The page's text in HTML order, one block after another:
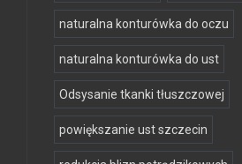
naturalna konturówka do oczu
naturalna konturówka do ust
Odsysanie tkanki tłuszczowej
powiększanie ust szczecin